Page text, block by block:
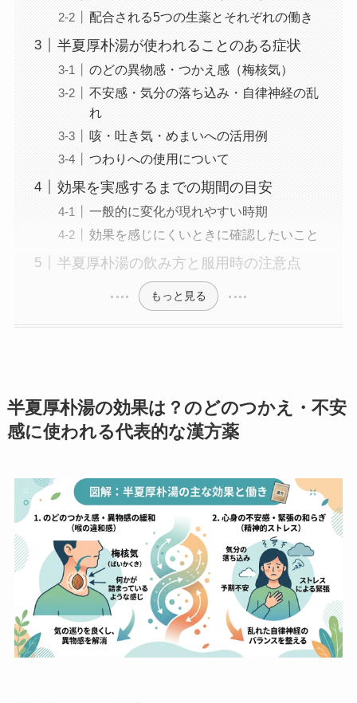
配合される5つの生薬とそれぞれの働き
半夏厚朴湯が使われることのある症状
のどの異物感・つかえ感（梅核気）
不安感・気分の落ち込み・自律神経の乱
れ
咳・吐き気・めまいへの活用例
つわりへの使用について
効果を実感するまでの期間の目安
一般的に変化が現れやすい時期
効果を感じにくいときに確認したいこと
半夏厚朴湯の飲み方と服用時の注意点
もっと見る
半夏厚朴湯の効果は？のどのつかえ・不安
感に使われる代表的な漢方薬